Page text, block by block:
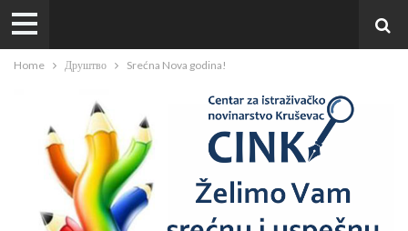
Home Друштво Srećna Nova godina!